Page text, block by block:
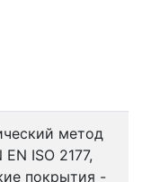
метод
ISO 2177,
покрытия -